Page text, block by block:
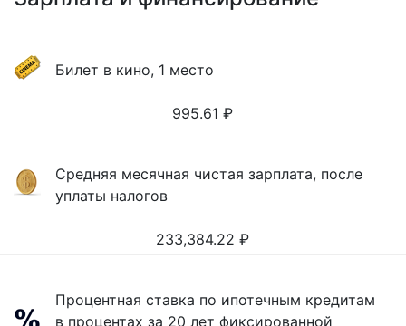
Билет в кино, 1 место
995.61 ₽
Средняя месячная чистая зарплата, после
уплаты налогов
233,384.22 ₽
Процентная ставка по ипотечным кредитам
в процентах за 20 лет фиксированной